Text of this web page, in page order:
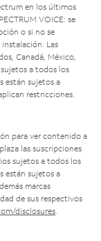
en los últimos
VOICE: se
o si no se
Las
Canadá, México,
sujetos a todos los
están sujetos a
restricciones.
para ver contenido a
las suscripciones
sujetos a todos los
están sujetos a
marcas
de sus respectivos
disclosures